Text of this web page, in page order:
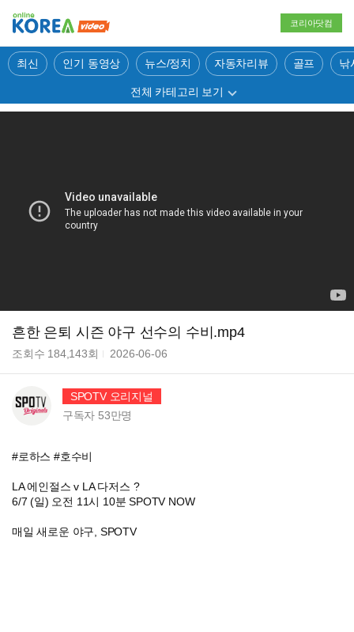
코리아닷컴
최신 인기 동영상 뉴스/정치 자동차리뷰 골프 낚
전체 카테고리 보기
흔한 은퇴 시즌 야구 선수의 수비.mp4
조회수 184,143회 2026-06-06
SPOTV 오리지널
구독자 53만명
#로하스 #호수비
LA 에인절스 v LA 다저스 ?
6/7 (일) 오전 11시 10분 SPOTV NOW
매일 새로운 야구, SPOTV